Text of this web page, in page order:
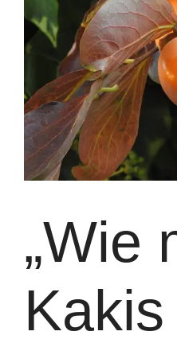
„Wie
Kakis